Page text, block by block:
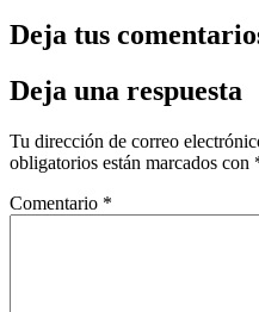
Deja tus
Deja una respuesta
Tu dirección de correo
obligatorios están marcados con
Comentario *